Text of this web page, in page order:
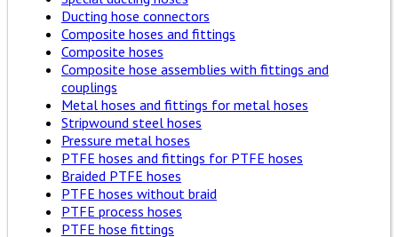
Ducting hose connectors
Composite hoses and fittings
Composite hoses
Composite hose assemblies with fittings and
couplings
Metal hoses and fittings for metal hoses
Stripwound steel hoses
Pressure metal hoses
PTFE hoses and fittings for PTFE hoses
Braided PTFE hoses
PTFE hoses without braid
PTFE process hoses
PTFE hose fittings